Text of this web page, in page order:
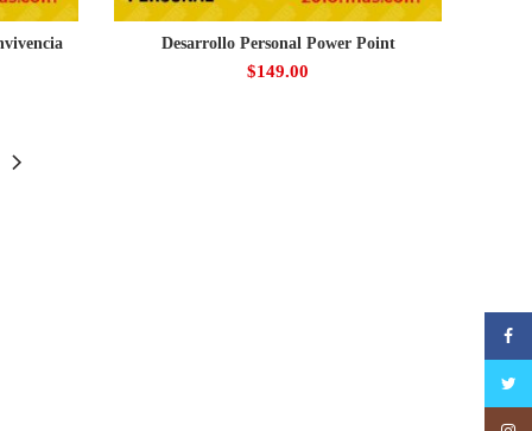
Desarrollo Personal Power Point
$149.00